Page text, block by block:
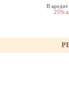
В кредит
25%